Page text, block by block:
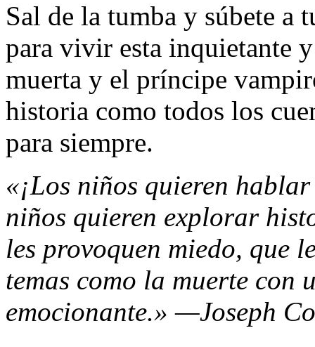
Sal de la tumba y súbete a
para vivir esta inquietante
muerta y el príncipe
historia como todos los
para siempre.
«¡Los niños quieren
niños quieren explorar
les provoquen miedo, que
temas como la muerte con
emocionante.» —Joseph